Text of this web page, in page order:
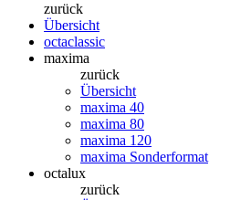
zurück
Übersicht
octaclassic
maxima
zurück
Übersicht
maxima 40
maxima 80
maxima 120
maxima Sonderformat
octalux
zurück